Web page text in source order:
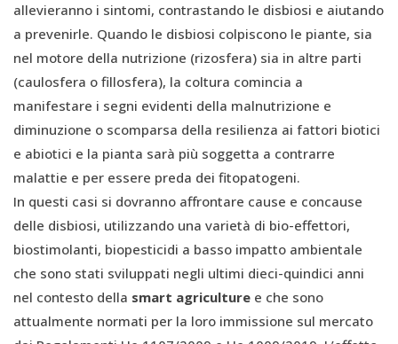
allevieranno i sintomi, contrastando le disbiosi e aiutando
a prevenirle. Quando le disbiosi colpiscono le piante, sia
nel motore della nutrizione (rizosfera) sia in altre parti
(caulosfera o fillosfera), la coltura comincia a
manifestare i segni evidenti della malnutrizione e
diminuzione o scomparsa della resilienza ai fattori biotici
e abiotici e la pianta sarà più soggetta a contrarre
malattie e per essere preda dei fitopatogeni.
In questi casi si dovranno affrontare cause e concause
delle disbiosi, utilizzando una varietà di bio-effettori,
biostimolanti, biopesticidi a basso impatto ambientale
che sono stati sviluppati negli ultimi dieci-quindici anni
nel contesto della smart agriculture e che sono
attualmente normati per la loro immissione sul mercato